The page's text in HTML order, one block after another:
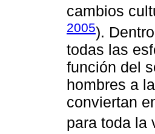
cambios
2005).
todas las
función del
hombres a
conviertan
para toda la